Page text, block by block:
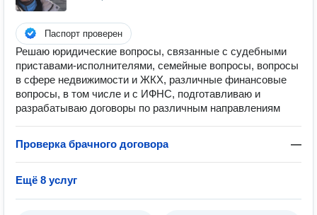
Паспорт проверен
Решаю юридические вопросы, связанные с судебными
приставами-исполнителями, семейные вопросы, вопросы
в сфере недвижимости и ЖКХ, различные финансовые
вопросы, в том числе и с ИФНС, подготавливаю и
разрабатываю договоры по различным направлениям
Проверка брачного договора —
Ещё 8 услуг